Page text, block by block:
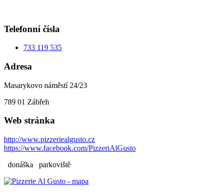
Telefonní čísla
733 119 535
Adresa
Masarykovo náměstí 24/23
789 01 Zábřeh
Web stránka
http://www.pizzeriealgusto.cz
https://www.facebook.com/PizzeriAlGusto
donáška
parkoviště